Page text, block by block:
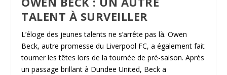
TALENT À SURVEILLER
L’éloge des jeunes talents ne s’arrête pas là. Owen
Beck, autre promesse du Liverpool FC, a également fait
tourner les têtes lors de la tournée de pré-saison. Après
un passage brillant à Dundee United, Beck a